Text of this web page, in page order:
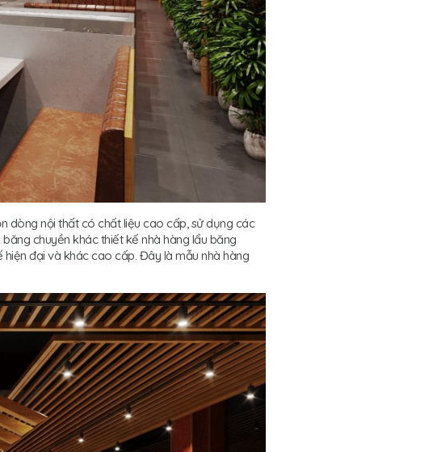
dòng nội thất có chất liệu cao cấp, sử dụng các
chuyền khác thiết kế nhà hàng lẩu băng
đại và khác cao cấp. Đây là mẫu nhà hàng